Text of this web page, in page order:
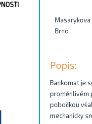
Brno
Popis:
Bankomat je
proměnlivém
pobočkou
mechanicky